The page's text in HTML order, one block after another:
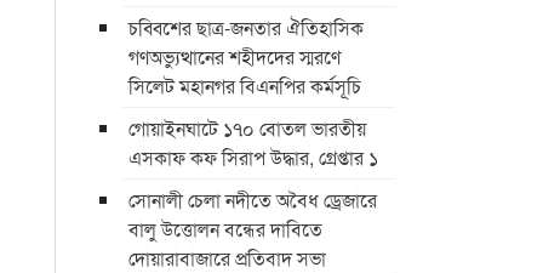
চব্বিশের ছাত্র-জনতার ঐতিহাসিক
গণঅভ্যুত্থানের শহীদদের স্মরণে
সিলেট মহানগর বিএনপির কর্মসূচি
গোয়াইনঘাটে ১৭০ বোতল ভারতীয়
এসকাফ কফ সিরাপ উদ্ধার, গ্রেপ্তার ১
সোনালী চেলা নদীতে অবৈধ ড্রেজারে
বালু উত্তোলন বন্ধের দাবিতে
দোয়ারাবাজারে প্রতিবাদ সভা